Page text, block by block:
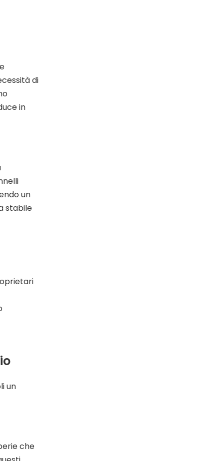
di
in
un
stabile
un
che